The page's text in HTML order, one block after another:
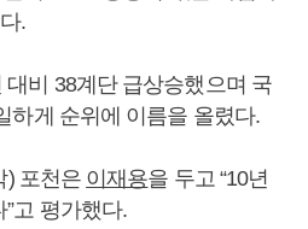
.
대비 38계단 급상승했으며 국
하게 순위에 이름을 올렸다.
) 포천은 이재용을 두고 “10년
고 평가했다.